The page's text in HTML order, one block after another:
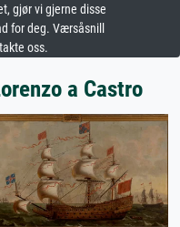
gjør vi gjerne disse
for deg. Værsåsnill
oss.
a Castro